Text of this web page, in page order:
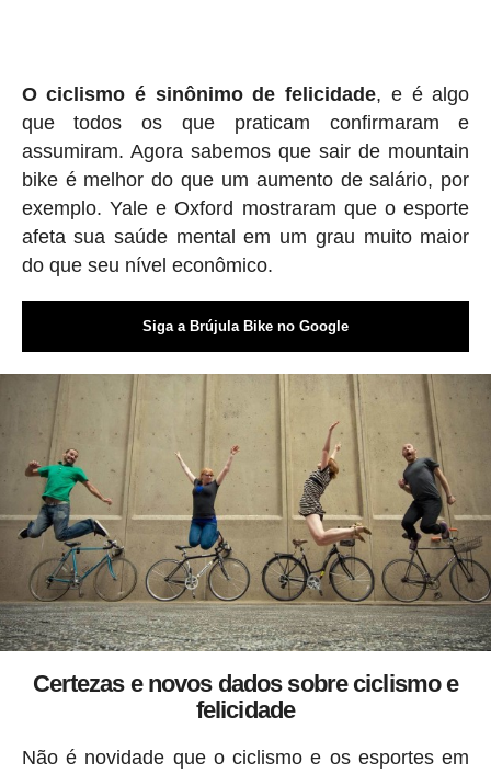
O ciclismo é sinônimo de felicidade, e é algo
que todos os que praticam confirmaram e
assumiram. Agora sabemos que sair de mountain
bike é melhor do que um aumento de salário, por
exemplo. Yale e Oxford mostraram que o esporte
afeta sua saúde mental em um grau muito maior
do que seu nível econômico.
Siga a Brújula Bike no Google
Certezas e novos dados sobre ciclismo e
felicidade
Não é novidade que o ciclismo e os esportes em